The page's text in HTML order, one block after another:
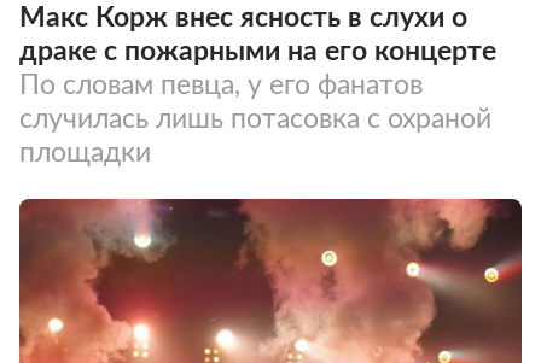
Макс Корж внес ясность в слухи о
драке с пожарными на его концерте
По словам певца, у его фанатов
случилась лишь потасовка с охраной
площадки